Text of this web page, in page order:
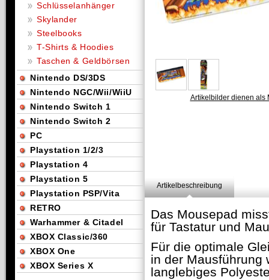
Artikelbilder dienen als
Artikelbeschreibung
Das Mousepad
für Tastatur und
Für die optimale
in der Mausführung
langlebiges
Schlüsselanhänger
Skylander
Steelbooks
T-Shirts & Hoodies
Taschen & Geldbörsen
Nintendo DS/3DS
Nintendo NGC/Wii/WiiU
Nintendo Switch 1
Nintendo Switch 2
PC
Playstation 1/2/3
Playstation 4
Playstation 5
Playstation PSP/Vita
RETRO
Warhammer & Citadel
XBOX Classic/360
XBOX One
XBOX Series X